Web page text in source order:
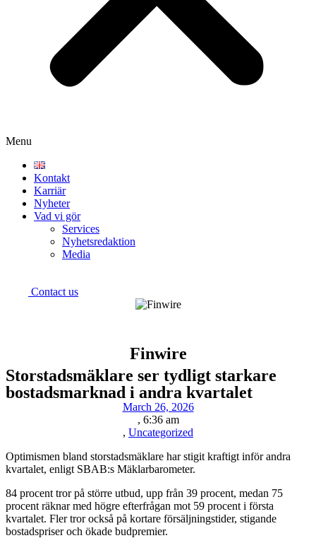
Menu
Kontakt
Karriär
Nyheter
Vad vi gör
Services
Nyhetsredaktion
Media
Contact us
Finwire
Storstadsmäklare ser tydligt starkare
bostadsmarknad i andra kvartalet
March 26, 2026
, 6:36 am
, Uncategorized
Optimismen bland storstadsmäklare har stigit kraftigt inför andra
kvartalet, enligt SBAB:s Mäklarbarometer.
84 procent tror på större utbud, upp från 39 procent, medan 75
procent räknar med högre efterfrågan mot 59 procent i första
kvartalet. Fler tror också på kortare försäljningstider, stigande
bostadspriser och ökade budpremier.